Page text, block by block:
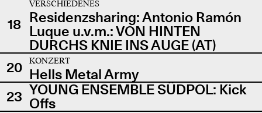
18
VERSCHIEDENES
Residenzsharing: Antonio Ramón
Luque u.v.m.: VON HINTEN
DURCHS KNIE INS AUGE (AT)
20
KONZERT
Hells Metal Army
23 YOUNG ENSEMBLE SÜDPOL: Kick
Offs